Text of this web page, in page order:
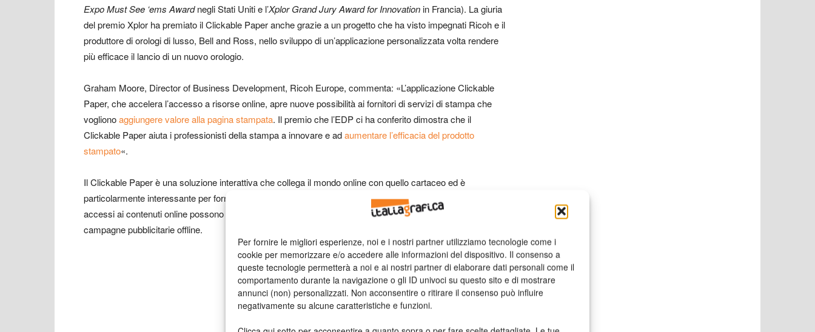
Per fornire le migliori esperienze, noi e i nostri partner utilizziamo tecnologie come i
cookie per memorizzare e/o accedere alle informazioni del dispositivo. Il consenso a
queste tecnologie permetterà a noi e ai nostri partner di elaborare dati personali come il
comportamento durante la navigazione o gli ID univoci su questo sito e di mostrare
annunci (non) personalizzati. Non acconsentire o ritirare il consenso può influire
negativamente su alcune caratteristiche e funzioni.
Expo Must See ‘ems Awardnegli Stati Uniti e l’Xplor Grand Jury Award for Innovationin Francia). La giuria
del premio Xplor ha premiato il Clickable Paper anche grazie a un progetto che ha visto impegnati Ricoh e il
produttore di orologi di lusso, Bell and Ross, nello sviluppo di un’applicazione personalizzata volta rendere
più efficace il lancio di un nuovo orologio.
Graham Moore, Director of Business Development, Ricoh Europe, commenta: «L’applicazione Clickable
Paper, che accelera l’accesso a risorse online, apre nuove possibilità ai fornitori di servizi di stampa che
voglionoaggiungere valore alla pagina stampata. Il premio che l’EDP ci ha conferito dimostra che il
Clickable Paper aiuta i professionisti della stampa a innovare e adaumentare l’efficacia del prodotto
stampato«.
Il Clickable Paper è una soluzione interattiva che collega il mondo online con quello cartaceo ed è
particolarmente interessante per fornitori di servizi di stampa, agenzie, editori e centri stampa aziendali. Gli
accessi ai contenuti online possono essere tracciati e questo consente di monitorare i risultati delle
campagne pubblicitarie offline.